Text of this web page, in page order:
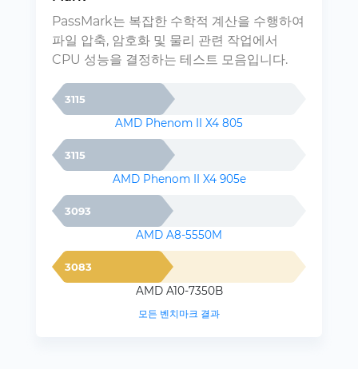
PassMark는 복잡한 수학적 계산을 수행하여
파일 압축, 암호화 및 물리 관련 작업에서
CPU 성능을 결정하는 테스트 모음입니다.
3115
AMD Phenom II X4 805
3115
AMD Phenom II X4 905e
3093
AMD A8-5550M
3083
AMD A10-7350B
모든 벤치마크 결과